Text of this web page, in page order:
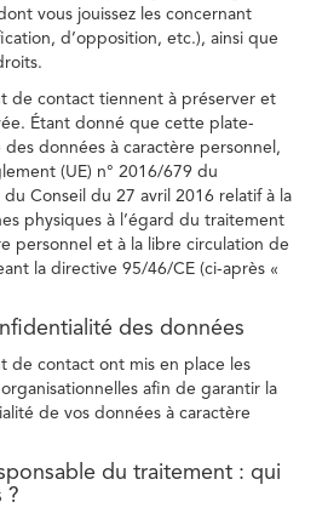
vous jouissez les concernant
d’opposition, etc.), ainsi que
de contact tiennent à préserver et
Étant donné que cette plate-
données à caractère personnel,
(UE) n° 2016/679 du
Conseil du 27 avril 2016 relatif à la
physiques à l’égard du traitement
personnel et à la libre circulation de
la directive 95/46/CE (ci-après «
des données
de contact ont mis en place les
afin de garantir la
de vos données à caractère
du traitement : qui
?